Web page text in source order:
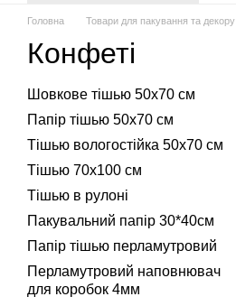
Головна Товари для пакування та декору
Конфеті
Шовкове тішью 50х70 см
Папір тішью 50х70 см
Тішью вологостійка 50х70 см
Тішью 70х100 см
Тішью в рулоні
Пакувальний папір 30*40см
Папір тішью перламутровий
Перламутровий наповнювач
для коробок 4мм